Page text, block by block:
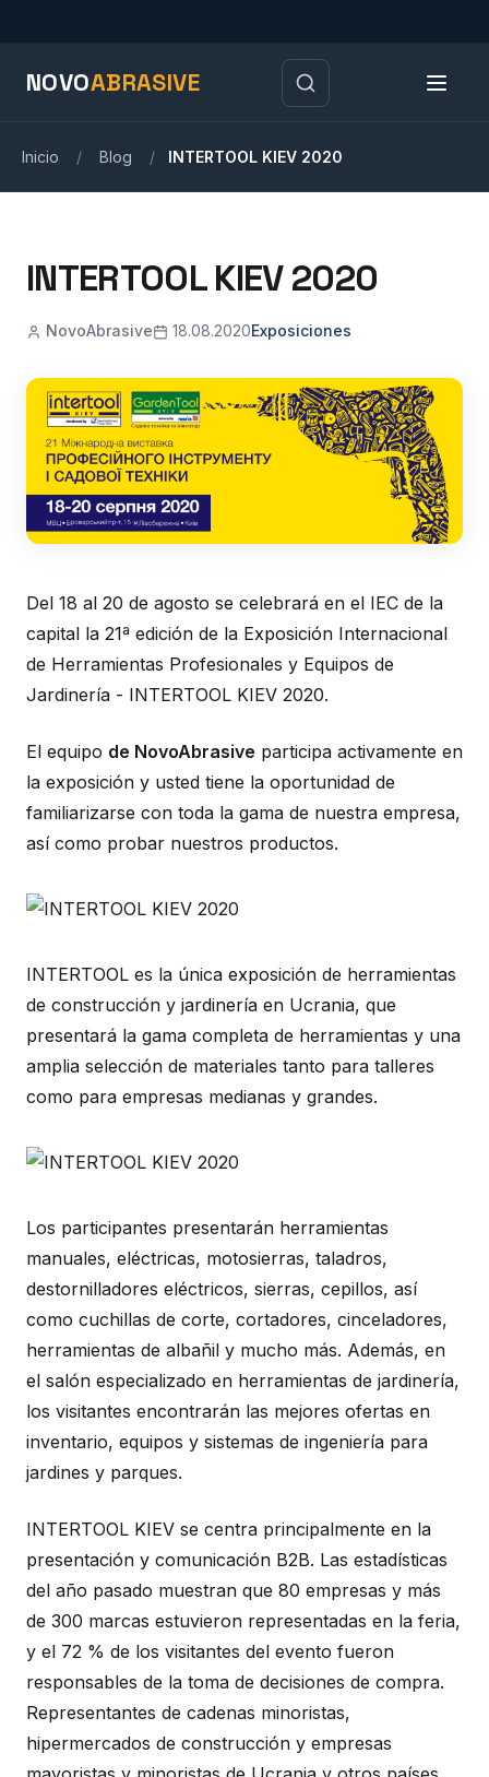
NOVOABRASIVE
Inicio / Blog / INTERTOOL KIEV 2020
INTERTOOL KIEV 2020
NovoAbrasive 18.08.2020Exposiciones
Del 18 al 20 de agosto se celebrará en el IEC de la
capital la 21ª edición de la Exposición Internacional
de Herramientas Profesionales y Equipos de
Jardinería - INTERTOOL KIEV 2020.
El equipo de NovoAbrasive participa activamente en
la exposición y usted tiene la oportunidad de
familiarizarse con toda la gama de nuestra empresa,
así como probar nuestros productos.
INTERTOOL es la única exposición de herramientas
de construcción y jardinería en Ucrania, que
presentará la gama completa de herramientas y una
amplia selección de materiales tanto para talleres
como para empresas medianas y grandes.
Los participantes presentarán herramientas
manuales, eléctricas, motosierras, taladros,
destornilladores eléctricos, sierras, cepillos, así
como cuchillas de corte, cortadores, cinceladores,
herramientas de albañil y mucho más. Además, en
el salón especializado en herramientas de jardinería,
los visitantes encontrarán las mejores ofertas en
inventario, equipos y sistemas de ingeniería para
jardines y parques.
INTERTOOL KIEV se centra principalmente en la
presentación y comunicación B2B. Las estadísticas
del año pasado muestran que 80 empresas y más
de 300 marcas estuvieron representadas en la feria,
y el 72 % de los visitantes del evento fueron
responsables de la toma de decisiones de compra.
Representantes de cadenas minoristas,
hipermercados de construcción y empresas